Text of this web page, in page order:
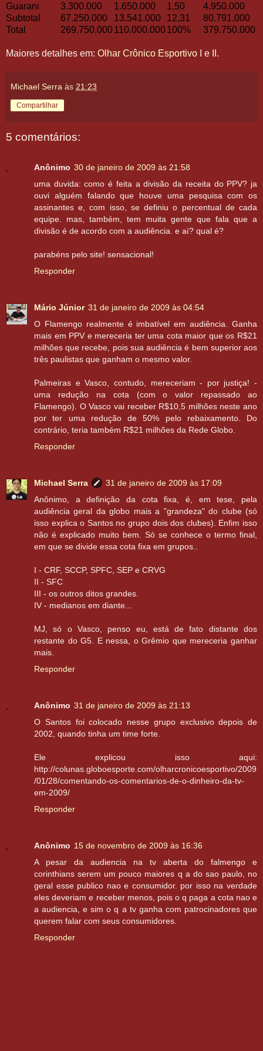
Guarani
3.300.000 1.650.000 1,50
4.950.000
Subtotal
67.250.000 13.541.000 12,31
80.791.000
Total
269.750.000110.000.000100% 379.750.000
Maiores detalhes em: Olhar Crônico Esportivo e .
Michael Serra às 21:23
Compartilhar
5 comentários:
Anônimo 30 de janeiro de 2009 às 21:58
uma duvida: como é feita a divisão da receita do PPV? ja
ouvi alguém falando que houve uma pesquisa com os
assinantes e, com isso, se definiu o percentual de cada
equipe. mas, também, tem muita gente que fala que a
divisão é de acordo com a audiência. e aí? qual é?
parabéns pelo site! sensacional!
Responder
Mário Júnior 31 de janeiro de 2009 às 04:54
O Flamengo realmente é imbatível em audiência. Ganha
mais em PPV e mereceria ter uma cota maior que os R$21
milhões que recebe, pois sua audiência é bem superior aos
três paulistas que ganham o mesmo valor.
Palmeiras e Vasco, contudo, mereceriam - por justiça! -
uma redução na cota (com o valor repassado ao
Flamengo). O Vasco vai receber R$10,5 milhões neste ano
por ter uma redução de 50% pelo rebaixamento. Do
contrário, teria também R$21 milhões da Rede Globo.
Responder
Michael Serra
31 de janeiro de 2009 às 17:09
Anônimo, a definição da cota fixa, é, em tese, pela
audiência geral da globo mais a "grandeza" do clube (só
isso explica o Santos no grupo dois dos clubes). Enfim isso
não é explicado muito bem. Só se conhece o termo final,
em que se divide essa cota fixa em grupos..
I - CRF, SCCP, SPFC, SEP e CRVG
II - SFC
III - os outros ditos grandes.
IV - medianos em diante...
MJ, só o Vasco, penso eu, está de fato distante dos
restante do G5. E nessa, o Grêmio que mereceria ganhar
mais.
Responder
Anônimo 31 de janeiro de 2009 às 21:13
O Santos foi colocado nesse grupo exclusivo depois de
2002, quando tinha um time forte.
Ele explicou isso aqui:
http://colunas.globoesporte.com/olharcronicoesportivo/2009
/01/28/comentando-os-comentarios-de-o-dinheiro-da-tv-
em-2009/
Responder
Anônimo 15 de novembro de 2009 às 16:36
A pesar da audiencia na tv aberta do falmengo e
corinthians serem um pouco maiores q a do sao paulo, no
geral esse publico nao e consumidor. por isso na verdade
eles deveriam e receber menos, pois o q paga a cota nao e
a audiencia, e sim o q a tv ganha com patrocinadores que
querem falar com seus consumidores.
Responder